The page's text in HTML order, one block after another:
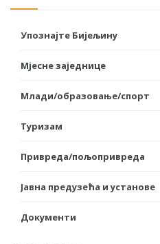
Упознајте Бијељину
Мјесне заједнице
Млади/образовање/спорт
Туризам
Привреда/пољопривреда
Јавна предузећа и установе
Документи